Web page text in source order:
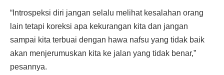
“Introspeksi diri jangan selalu melihat kesalahan orang
lain tetapi koreksi apa kekurangan kita dan jangan
sampai kita terbuai dengan hawa nafsu yang tidak baik
akan menjerumuskan kita ke jalan yang tidak benar,”
pesannya.